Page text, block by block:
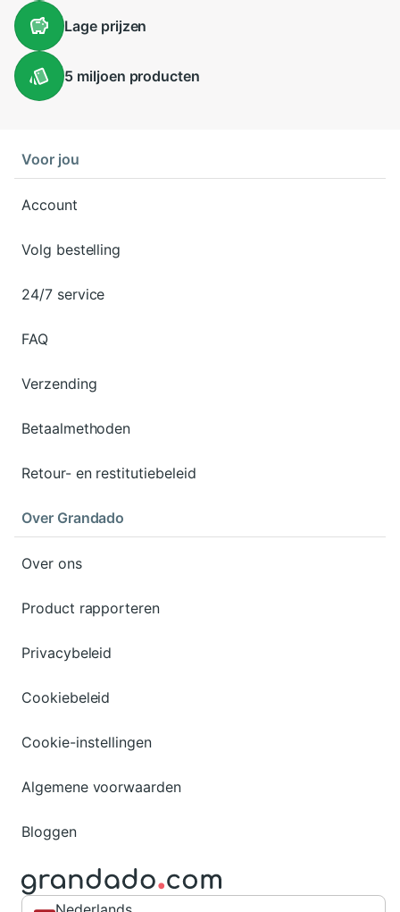
Lageprijzen
5 miljoen producten
Voor jou
Account
Volg bestelling
24/7 service
FAQ
Verzending
Betaalmethoden
Retour- en restitutiebeleid
Over Grandado
Over ons
Product rapporteren
Privacybeleid
Cookiebeleid
Cookie-instellingen
Algemene voorwaarden
Bloggen